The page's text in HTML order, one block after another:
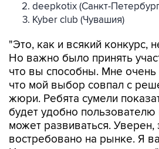
deepkotix (Санкт-
Kyber club (Чувашия)
"Это, как и всякий конкурс,
Но важно было принять
что вы способны. Мне очень
что мой выбор совпал с
жюри. Ребята сумели
будет удобно пользователю
может развиваться. Уверен,
востребовано на рынке. Я